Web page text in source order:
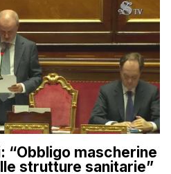
“Obbligo mascherine
strutture sanitarie”